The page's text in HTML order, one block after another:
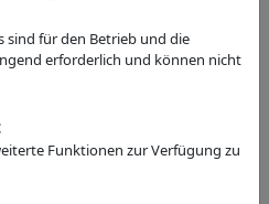
sind für den Betrieb und die
erforderlich und können nicht
Funktionen zur Verfügung zu